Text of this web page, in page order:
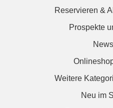
Reservieren &
Prospekte
Weitere
Neu im